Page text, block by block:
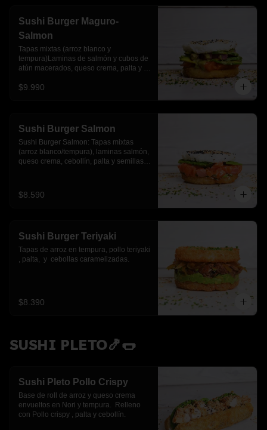
Sushi Burger Maguro-
Salmon
Tapas mixtas (arroz blanco y
tempura)Laminas de salmón y cubos de
atún macerados, queso crema, palta y
$9.990
Sushi Burger Salmon
Sushi Burger Salmon: Tapas mixtas
(arroz blanco/tempura), laminas salmón,
queso crema, cebollín, palta y semillas
$8.590
Sushi Burger Teriyaki
Tapas de arroz en tempura, pollo teriyaki
, palta,  y  cebollas caramelizadas.
$8.390
SUSHI PLETO🍤🌭
Sushi Pleto Pollo Crispy
Base de roll de arroz y queso crema
envueltos en Nori y tempura.  Relleno
con Pollo crispy , palta y cebollín.